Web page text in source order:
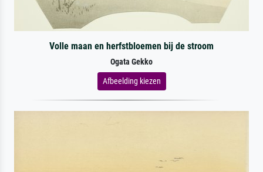
Volle maan en herfstbloemen bij de stroom
Ogata Gekko
Afbeelding kiezen